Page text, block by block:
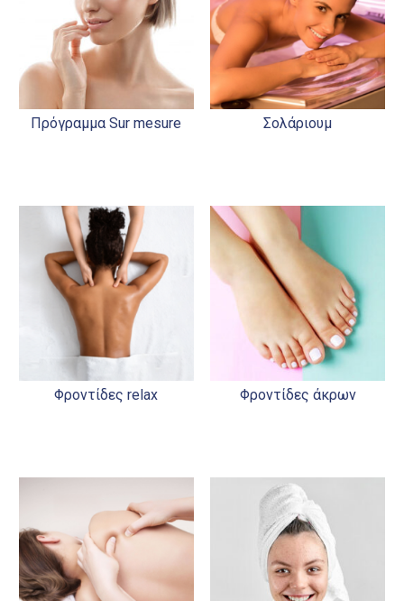
Πρόγραμμα Sur mesure Σολάριουμ
Φροντίδες relax Φροντίδες άκρων